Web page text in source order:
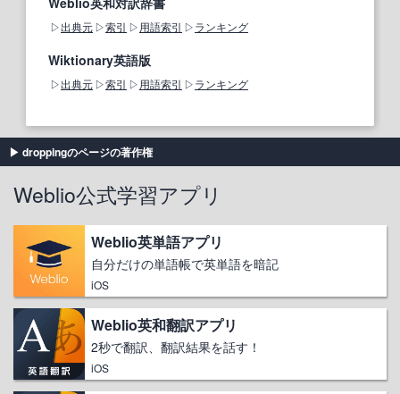
出典元 索引 用語索引 ランキング
Wiktionary英語版
出典元 索引 用語索引 ランキング
droppingのページの著作権
Weblio公式学習アプリ
Weblio英単語アプリ
自分だけの単語帳で英単語を暗記
iOS
Weblio英和翻訳アプリ
2秒で翻訳、翻訳結果を話す！
iOS